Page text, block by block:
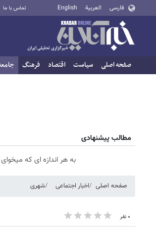
فارسی العربية English تماس با ما
صفحه اصلی سیاست اقتصاد فرهنگ
مطالب پیشنهادی
به هر اندازه ای که
صفحه اصلی اخبار اجتماعی شهری
۰ نفر